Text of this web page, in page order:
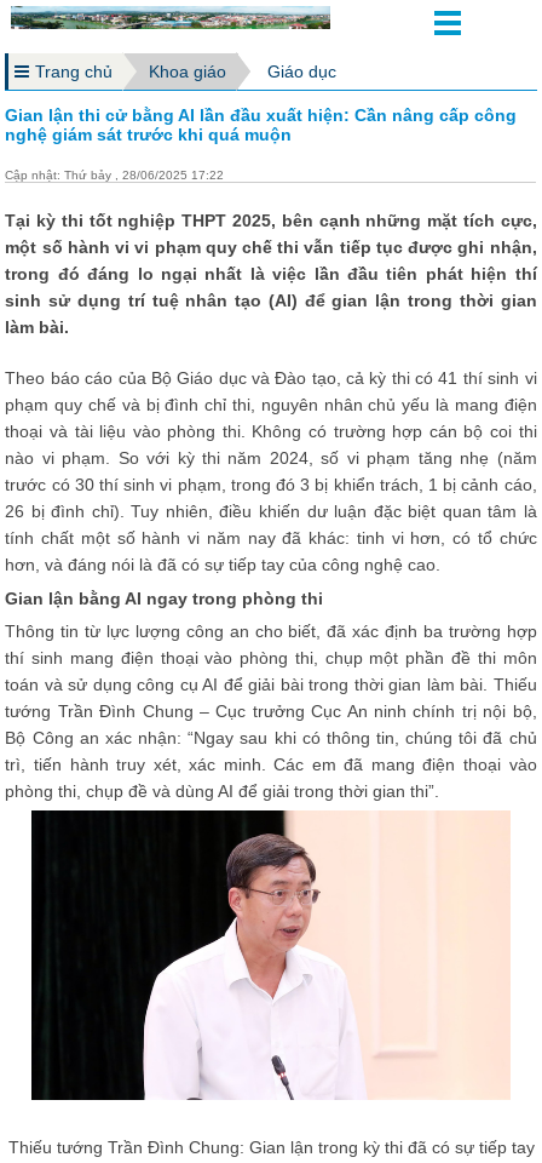
Trang chủ Khoa giáo Giáo dục
Gian lận thi cử bằng AI lần đầu xuất hiện: Cần nâng cấp công
nghệ giám sát trước khi quá muộn
Cập nhật: Thứ bảy , 28/06/2025 17:22
Tại kỳ thi tốt nghiệp THPT 2025, bên cạnh những mặt tích cực,
một số hành vi vi phạm quy chế thi vẫn tiếp tục được ghi nhận,
trong đó đáng lo ngại nhất là việc lần đầu tiên phát hiện thí
sinh sử dụng trí tuệ nhân tạo (AI) để gian lận trong thời gian
làm bài.
Theo báo cáo của Bộ Giáo dục và Đào tạo, cả kỳ thi có 41 thí sinh vi
phạm quy chế và bị đình chỉ thi, nguyên nhân chủ yếu là mang điện
thoại và tài liệu vào phòng thi. Không có trường hợp cán bộ coi thi
nào vi phạm. So với kỳ thi năm 2024, số vi phạm tăng nhẹ (năm
trước có 30 thí sinh vi phạm, trong đó 3 bị khiển trách, 1 bị cảnh cáo,
26 bị đình chỉ). Tuy nhiên, điều khiến dư luận đặc biệt quan tâm là
tính chất một số hành vi năm nay đã khác: tinh vi hơn, có tổ chức
hơn, và đáng nói là đã có sự tiếp tay của công nghệ cao.
Gian lận bằng AI ngay trong phòng thi
Thông tin từ lực lượng công an cho biết, đã xác định ba trường hợp
thí sinh mang điện thoại vào phòng thi, chụp một phần đề thi môn
toán và sử dụng công cụ AI để giải bài trong thời gian làm bài. Thiếu
tướng Trần Đình Chung – Cục trưởng Cục An ninh chính trị nội bộ,
Bộ Công an xác nhận: “Ngay sau khi có thông tin, chúng tôi đã chủ
trì, tiến hành truy xét, xác minh. Các em đã mang điện thoại vào
phòng thi, chụp đề và dùng AI để giải trong thời gian thi”.
Thiếu tướng Trần Đình Chung: Gian lận trong kỳ thi đã có sự tiếp tay